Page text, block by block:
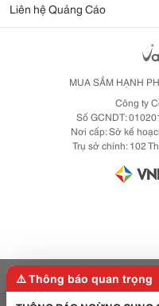
Liên hệ Quảng Cáo
MUA SẮM HẠNH
Công ty
Số GCNDT:
Nơi cấp: Sở kế
Trụ sở chính: 102
⚠️ Thông báo quan trọng